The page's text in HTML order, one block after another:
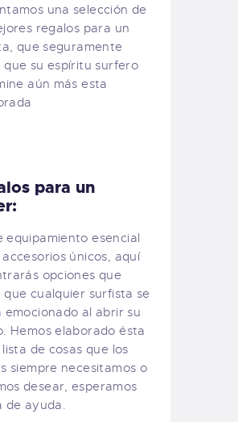
una selección de
regalos para un
que seguramente
que su espíritu surfero
aún más esta
para un
equipamiento esencial
únicos, aquí
opciones que
que cualquier surfista se
emocionado al abrir su
Hemos elaborado ésta
de cosas que los
siempre necesitamos o
desear, esperamos
de ayuda.